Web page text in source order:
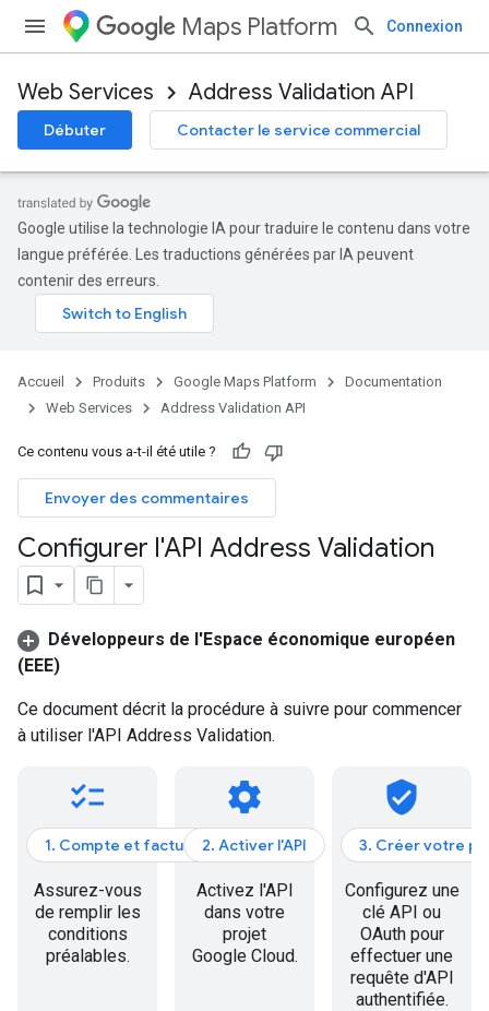
Maps Platform Connexion
Web Services Address Validation API
Débuter Contacter le service commercial
Google utilise la technologie IA pour traduire le contenu dans votre
langue préférée. Les traductions générées par IA peuvent
contenir des erreurs.
Accueil Produits Google Maps Platform
Documentation
Web Services
Address Validation API
Ce contenu vous a-t-il été utile ?
Envoyer des commentaires
Configurer l'API Address Validation
Développeurs de l'Espace économique européen
(EEE)
Ce document décrit la procédure à suivre pour commencer
à utiliser l'API Address Validation.
checklist
1. Compte et facturation
Assurez-vous
de remplir les
conditions
préalables.
settings
2. Activer l'API
Activez l'API
dans votre
projet
Google Cloud.
verified_user
3. Créer votre
Configurez une
clé API ou
OAuth pour
effectuer une
requête d'API
authentifiée.